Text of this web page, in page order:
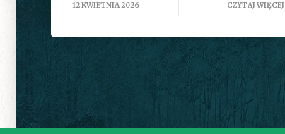
12 KWIETNIA 2026 CZYTAJ WIĘCEJ